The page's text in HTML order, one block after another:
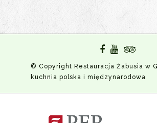
© Copyright Restauracja Żabusia w
kuchnia polska i międzynarodowa